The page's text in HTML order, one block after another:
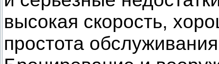
высокая скорость,
простота